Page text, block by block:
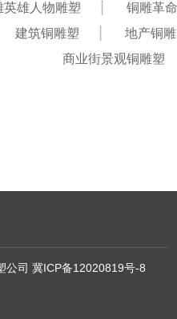
英雄人物雕塑 铜雕革
建筑铜雕塑 地产铜
商业街景观铜雕塑
公司 冀ICP备12020819号-8